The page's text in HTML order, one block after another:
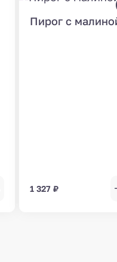
Пирог с
1 327 ₽